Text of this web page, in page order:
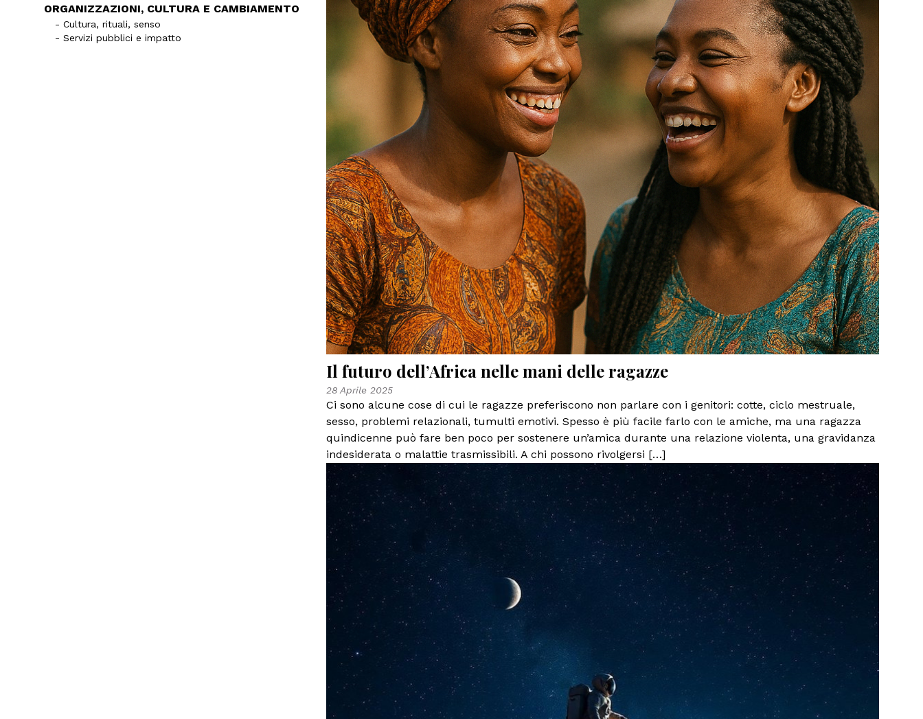
ORGANIZZAZIONI, CULTURA E CAMBIAMENTO
- Cultura, rituali, senso
- Servizi pubblici e impatto
Il futuro dell’Africa nelle mani delle ragazze
28 Aprile 2025
Ci sono alcune cose di cui le ragazze preferiscono non parlare con i genitori: cotte, ciclo mestruale,
sesso, problemi relazionali, tumulti emotivi. Spesso è più facile farlo con le amiche, ma una ragazza
quindicenne può fare ben poco per sostenere un’amica durante una relazione violenta, una gravidanza
indesiderata o malattie trasmissibili. A chi possono rivolgersi […]